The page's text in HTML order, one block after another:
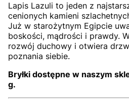
Lapis Lazuli to jeden z
cenionych kamieni
Już w starożytnym Egipcie
boskości, mądrości i prawdy.
rozwój duchowy i otwiera
poznania siebie.
Bryłki dostępne w naszym
g.